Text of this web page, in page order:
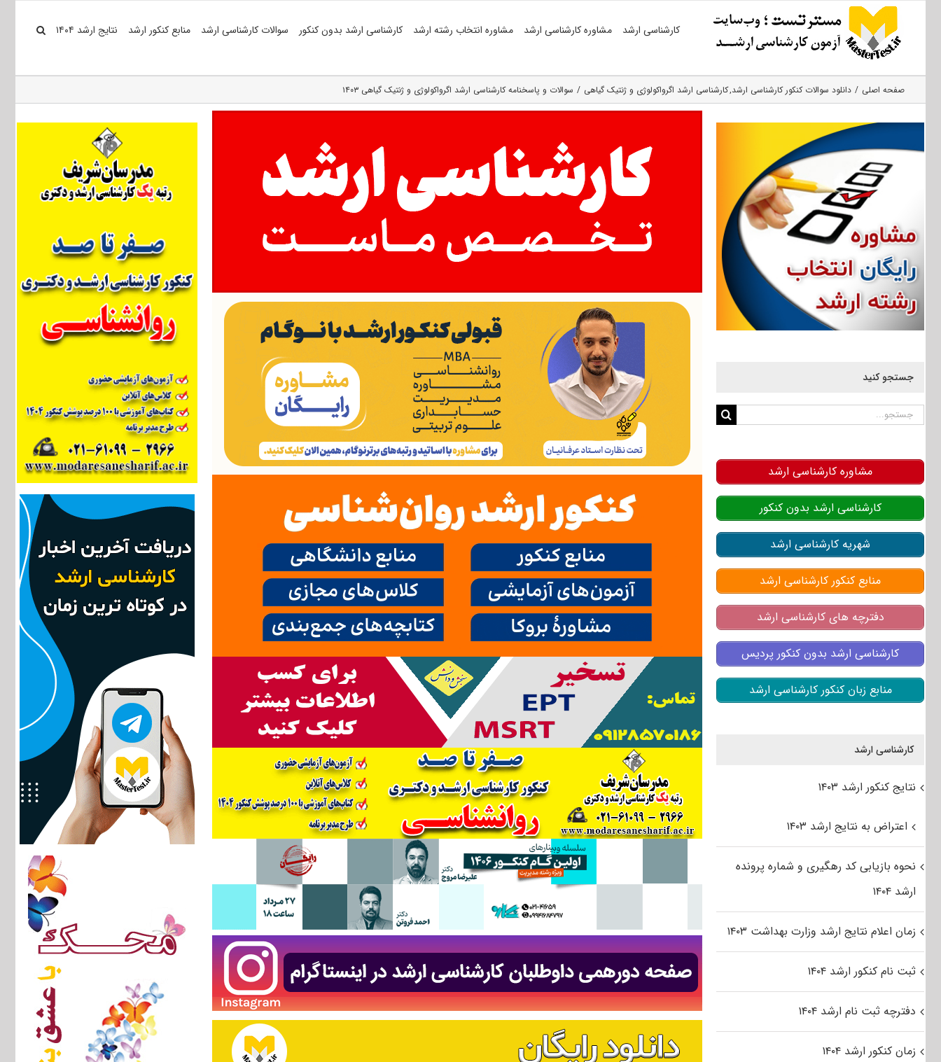
کارشناسی ارشد مشاوره کارشناسی ارشد مشاوره انتخاب رشته ارشد کارشناسی ارشد بدون کنکور سوالات کارشناسی ارشد منابع کنکور ارشد نتایج ارشد ۱۴۰۴
صفحه اصلی دانلود سوالات کنکور کارشناسی ارشد کارشناسی ارشد اگرواکولوژی و ژنتیک گیاهی سوالات و پاسخنامه کارشناسی ارشد اگرواکولوژی و ژنتیک گیاهی ۱۴۰۳
جستجو کنید
جستجو
مشاوره کارشناسی ارشد
کارشناسی ارشد بدون کنکور
شهریه کارشناسی ارشد
منابع کنکور کارشناسی ارشد
دفترچه های کارشناسی ارشد
کارشناسی ارشد بدون کنکور پردیس
منابع زبان کنکور کارشناسی ارشد
کارشناسی ارشد
نتایج کنکور ارشد ۱۴۰۳
اعتراض به نتایج ارشد ۱۴۰۳
نحوه بازیابی کد رهگیری و شماره پرونده
ارشد ۱۴۰۴
زمان اعلام نتایج ارشد وزارت بهداشت ۱۴۰۳
ثبت نام کنکور ارشد ۱۴۰۴
دفترچه ثبت نام ارشد ۱۴۰۴
زمان کنکور ارشد ۱۴۰۴